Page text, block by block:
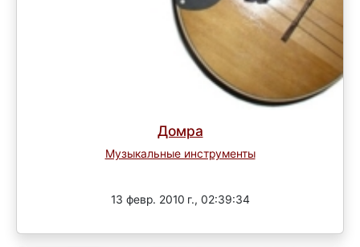
Домра
Музыкальные инструменты
13 февр. 2010 г., 02:39:34